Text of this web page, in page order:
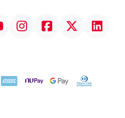
InstagramFacebook Linkedin
AMEX NuPay Google PayDiners Club